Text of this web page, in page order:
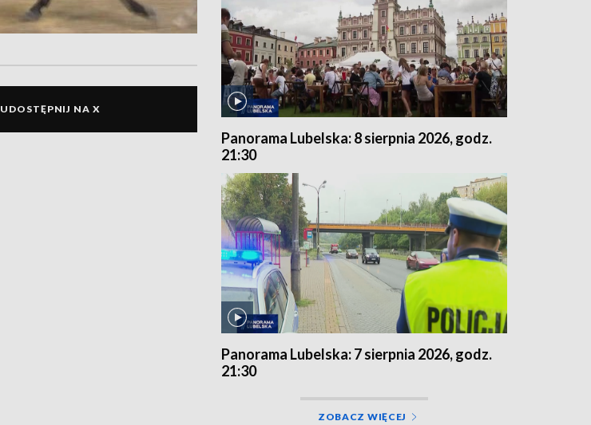
UDOSTĘPNIJ NA X
Panorama Lubelska: 8 sierpnia 2026, godz.
21:30
Panorama Lubelska: 7 sierpnia 2026, godz.
21:30
ZOBACZ WIĘCEJ